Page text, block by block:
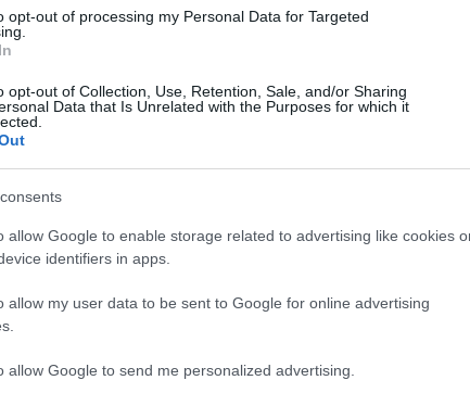
opt-out of processing my Personal Data for Targeted
opt-out of Collection, Use, Retention, Sale, and/or Sharing
Data that Is Unrelated with the Purposes for which it
allow Google to enable storage related to advertising like cookies
identifiers in apps.
allow my user data to be sent to Google for online advertising
allow Google to send me personalized advertising.
TOVÁBB
CHEW LIPS-VIDEÓ
a Lángoló!